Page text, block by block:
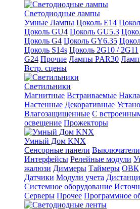
Светодиодные лампы
Умные Лампы Цоколь E14
Цоколь GU4 Цоколь GU5.3
Цоколь G4 Цоколь GY6.35
Цоколь S14s Цоколь 2G10 / 2G11
G24 Прочие Лампы PAR30
Встр. сцены
Светильники
Магнитные Встраиваемые
Настенные Декоративные
Влагозащищенные С
освещение Прожекторы
Умный Дом KNX
Сенсорные панели Выключатели
Интерфейсы Релейные модули
жалюзи Диммеры Таймеры ОВК
Датчики Модули учета
Системное оборудование
Серверы Прочее Программное